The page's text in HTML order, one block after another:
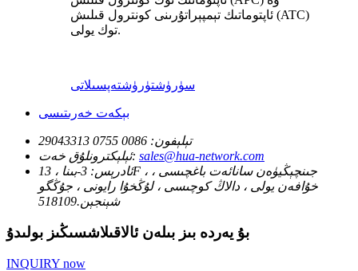
ئاپتوماتىك تېمپېراتۇرىنى كونترول قىلىش (ATC)
توك يولى.
سۈرۈشتۈرۈشتەپسىلاتى
بېكەت خەرىتىسى
تېلېفون: 0086 0755 29043313
ئېلېكترونلۇق خەت: sales@hua-network.com
ئادرېس:
3-بىنا ، 13F ، جىنچېڭيۈەن سانائەت باغچىسى ،
خۇافەن يولى ، دالاڭ كوچىسى ، لۇڭخۇا رايونى ، جۇڭگو
شېنجېن.518109
بۇ يەردە بىز بىلەن ئالاقىلاشسىڭىز بولىدۇ
INQUIRY now